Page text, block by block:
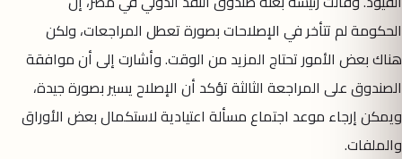
الحكومة لم تتأخر في الإصلاحات بصورة تعطل المراجعات، ولكن
هناك بعض الأمور تحتاج المزيد من الوقت. وأشارت إلى أن موافقة
الصندوق على المراجعة الثالثة تؤكد أن الإصلاح يسير بصورة جيدة،
ويمكن إرجاء موعد اجتماع مسألة اعتيادية لاستكمال بعض الأوراق
والملفات.